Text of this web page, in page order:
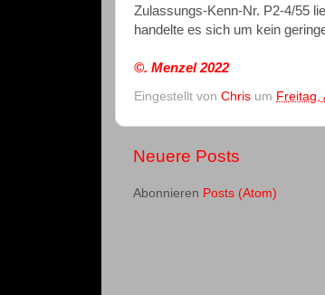
Zulassungs-Kenn-Nr. P2-4/55
handelte es sich um kein
©. Menzel2022
Eingestellt von Chris um Freitag,
Neuere Posts
Abonnieren Posts (Atom)